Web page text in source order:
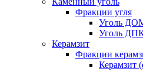
Фракции угля
Уголь
Уголь
Керамзит
Фракции
Керамзит